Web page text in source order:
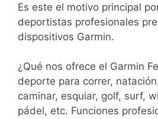
Es este el motivo principal
deportistas profesionales
dispositivos Garmin.
¿Qué nos ofrece el Garmin
deporte para correr,
caminar, esquiar, golf, surf,
pádel, etc. Funciones